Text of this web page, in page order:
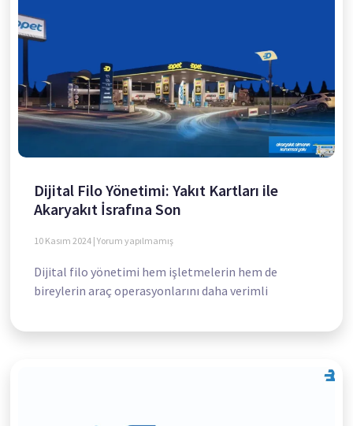
Dijital Filo Yönetimi: Yakıt Kartları ile
Akaryakıt İsrafına Son
10 Kasım 2024 Yorum yapılmamış
Dijital filo yönetimi hem işletmelerin hem de
bireylerin araç operasyonlarını daha verimli